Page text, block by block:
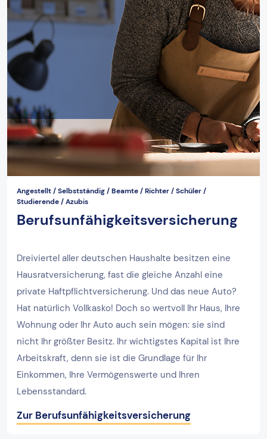
Angestellt / Selbstständig / Beamte / Richter / Schüler /
Studierende / Azubis
Berufsunfähigkeitsversicherung
Dreiviertel aller deutschen Haushalte besitzen eine
Hausratversicherung, fast die gleiche Anzahl eine
private Haftpflichtversicherung. Und das neue Auto?
Hat natürlich Vollkasko! Doch so wertvoll Ihr Haus, Ihre
Wohnung oder Ihr Auto auch sein mögen: sie sind
nicht Ihr größter Besitz. Ihr wichtigstes Kapital ist Ihre
Arbeitskraft, denn sie ist die Grundlage für Ihr
Einkommen, Ihre Vermögenswerte und Ihren
Lebensstandard.
Zur Berufsunfähigkeitsversicherung